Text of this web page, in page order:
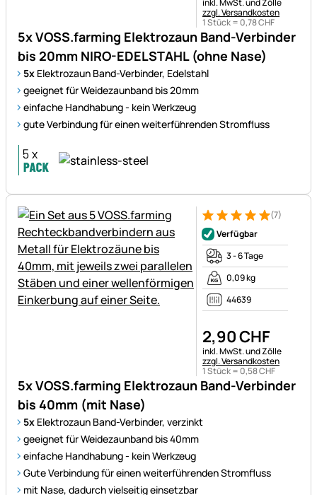
5x VOSS.farming Elektrozaun Band-Verbinder
bis 20mm NIRO-EDELSTAHL (ohne Nase)
5x Elektrozaun Band-Verbinder, Edelstahl
geeignet für Weidezaunband bis 20mm
einfache Handhabung - kein Werkzeug
gute Verbindung für einen weiterführenden Stromfluss
inkl. MwSt. und Zölle
zzgl. Versandkosten
1 Stück = 0,78CHF
5x VOSS.farming Elektrozaun Band-Verbinder
bis 40mm (mit Nase)
5x Elektrozaun Band-Verbinder, verzinkt
geeignet für Weidezaunband bis 40mm
einfache Handhabung - kein Werkzeug
Gute Verbindung für einen weiterführenden Stromfluss
mit Nase, dadurch vielseitig einsetzbar
Bewertung: 5 von 5 (7
7 Bewertungen
(7)
Verfügbar
3 - 6 Tage
0,09 kg
44639
2,90CHF
Steuerhinweis:
inkl. MwSt. und Zölle
zzgl. Versandkosten
1 Stück = 0,58CHF